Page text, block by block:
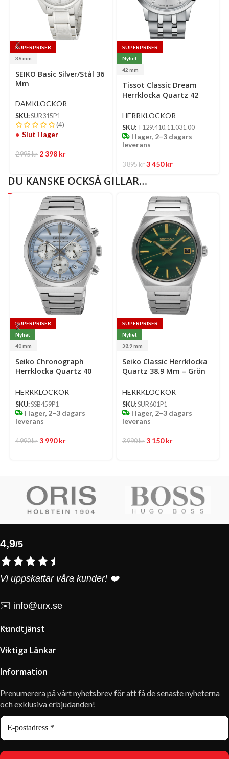
SUPERPRISER
36 mm
SEIKO Basic Silver/Stål 36
Mm
DAMKLOCKOR
SKU:SUR315P1
(4)
Slut i lager
2 995kr 2 398 kr
SUPERPRISER
Nyhet
42 mm
Select
options
Tissot Classic Dream
Herrklocka Quartz 42
Urtavla Med Stållänk
HERRKLOCKOR
SKU: T129.410.11.031.00
I lager, 2–3 dagars
leverans
3 895kr 3 450kr
DU KANSKE OCKSÅ GILLAR…
SUPERPRISER
Nyhet
40 mm
Select
options
Seiko Chronograph
Herrklocka Quartz 40
Urtavla Med Stållänk
HERRKLOCKOR
SKU:SSB459P1
I lager, 2–3 dagars
leverans
4 990kr 3 990kr
SUPERPRISER
Nyhet
38.9 mm
Select
options
Seiko Classic Herrklocka
Quartz 38.9 Mm – Grön
Stållänk
HERRKLOCKOR
SKU:SUR601P1
I lager, 2–3 dagars
leverans
3 990kr 3 150kr
4,9/5
Vi uppskattar våra kunder! ❤️
✉️ info@urx.se
Kundtjänst
Viktiga Länkar
Information
Prenumerera på vårt nyhetsbrev för att få de senaste nyheterna
och exklusiva erbjudanden!